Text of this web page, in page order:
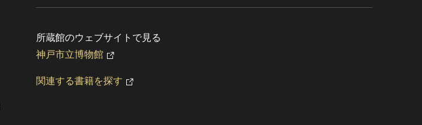
所蔵館のウェブサイトで見る
神戸市立博物館
関連する書籍を探す